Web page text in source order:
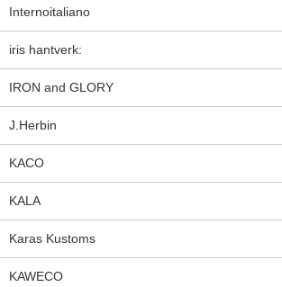
Internoitaliano
iris hantverk:
IRON and GLORY
J.Herbin
KACO
KALA
Karas Kustoms
KAWECO